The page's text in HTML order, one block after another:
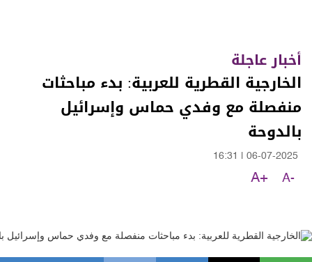
أخبار عاجلة
الخارجية القطرية للعربية: بدء مباحثات
منفصلة مع وفدي حماس وإسرائيل
بالدوحة
06-07-2025
16:31
A-
A+